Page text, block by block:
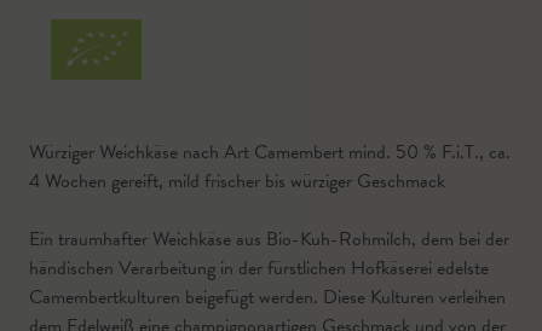
Würziger Weichkäse nach Art Camembert mind. 50 % F.i.T., ca.
4 Wochen gereift, mild frischer bis würziger Geschmack
Ein traumhafter Weichkäse aus Bio-Kuh-Rohmilch, dem bei der
händischen Verarbeitung in der fürstlichen Hofkäserei edelste
Camembertkulturen beigefügt werden. Diese Kulturen verleihen